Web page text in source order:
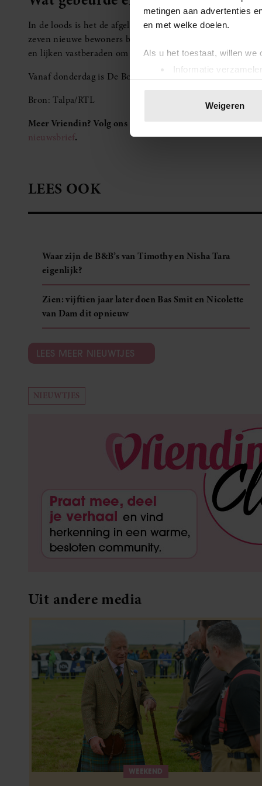
metingen aan advertenties
en met welke doelen.
Als u het toestaat, willen we
Informatie
Uw apparaat
toestemming op elk
We gebruiken cookies om
websiteverkeer te
media, adverteren en
verstrekt of die ze hebben
Weigeren
In de loods is het de afgelopen dagen allesbehalve rustig
zeven nieuwe bewoners bij. Daarnaast maakten vier
en lijken vastberaden om hun stempel op het spel te
Vanaf donderdag is De Bondgenoten weer op het
Bron: Talpa/RTL
Meer Vriendin? Volg ons op
nieuwsbrief.
LEES OOK
Waar zijn de B&B’s van Timothy en Nisha Tara
eigenlijk?
Zien: vijftien jaar later doen Bas Smit en Nicolette
van Dam dit opnieuw
LEES MEER NIEUWTJES
NIEUWTJES
Uit andere media
WEEKEND